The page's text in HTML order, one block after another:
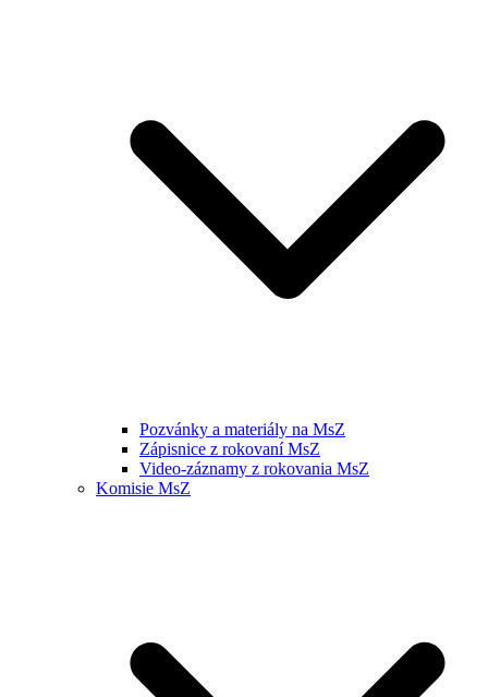
Pozvánky a materiály na MsZ
Zápisnice z rokovaní MsZ
Video-záznamy z rokovania MsZ
Komisie MsZ